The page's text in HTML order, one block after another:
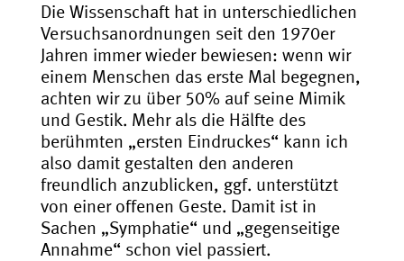
Die Wissenschaft hat in unterschiedlichen
Versuchsanordnungen seit den 1970er
Jahren immer wieder bewiesen: wenn wir
einem Menschen das erste Mal begegnen,
achten wir zu über 50% auf seine Mimik
und Gestik. Mehr als die Hälfte des
berühmten „ersten Eindruckes“ kann ich
also damit gestalten den anderen
freundlich anzublicken, ggf. unterstützt
von einer offenen Geste. Damit ist in
Sachen „Symphatie“ und „gegenseitige
Annahme“ schon viel passiert.